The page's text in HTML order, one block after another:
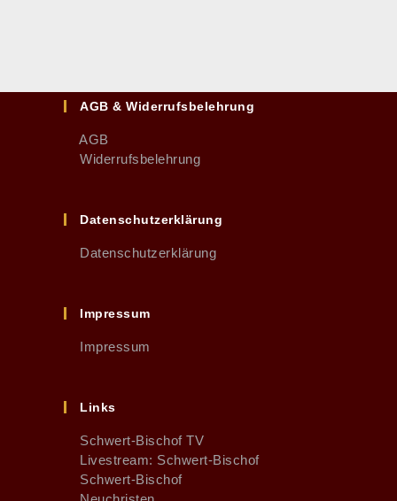
AGB & Widerrufsbelehrung
AGB
Widerrufsbelehrung
Datenschutzerklärung
Datenschutzerklärung
Impressum
Impressum
Links
Schwert-Bischof TV
Livestream: Schwert-Bischof
Schwert-Bischof